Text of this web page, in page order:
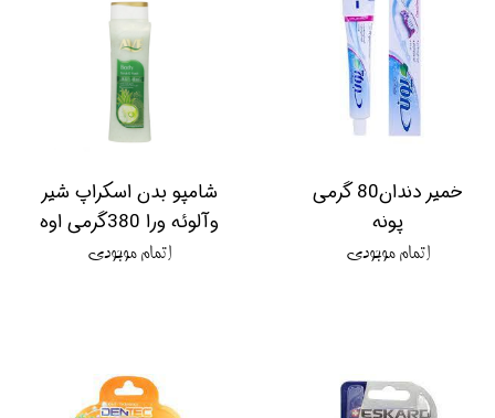
خمیر دندان80 گرمی
پونه
اتمام موجودی
شامپو بدن اسکراپ شیر
وآلوئه ورا 380گرمی اوه
اتمام موجودی